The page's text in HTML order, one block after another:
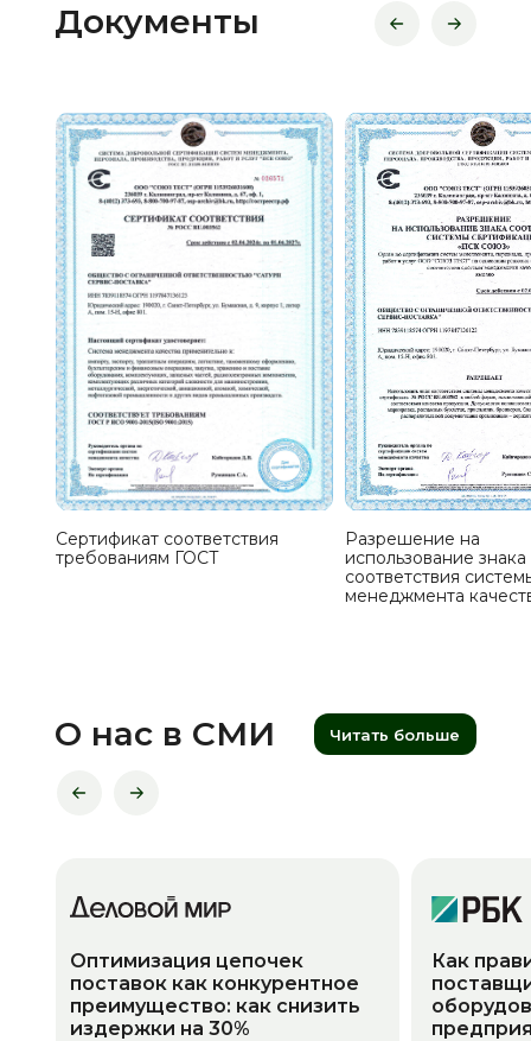
Документы
Сертификат соответствия
требованиям ГОСТ
Разрешение на
использование знака
соответствия
менеджмента
Читать больше
О нас в СМИ
Оптимизация цепочек
поставок как конкурентное
преимущество: как снизить
издержки на 30%
Как